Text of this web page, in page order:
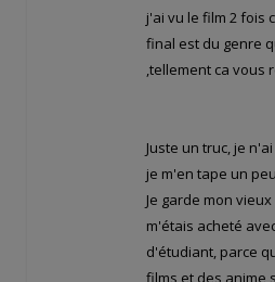
j'ai vu le film 2 fois
final est du genre
,tellement ca vous
Juste un truc, je
je m'en tape un
Je garde mon
m'étais acheté
d'étudiant, parce